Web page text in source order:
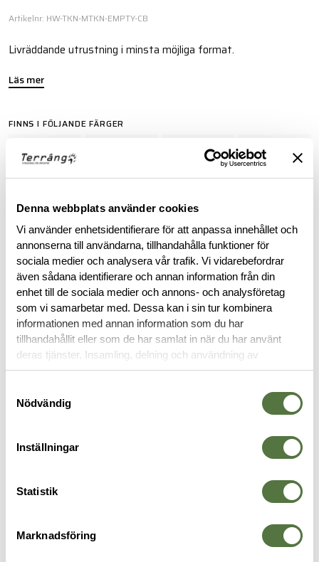
Denna webbplats använder cookies
Vi använder enhetsidentifierare för att anpassa innehållet och
annonserna till användarna, tillhandahålla funktioner för
sociala medier och analysera vår trafik. Vi vidarebefordrar
även sådana identifierare och annan information från din
enhet till de sociala medier och annons- och analysföretag
som vi samarbetar med. Dessa kan i sin tur kombinera
informationen med annan information som du har
tillhandahållit eller som de har samlat in när du har använt
deras tjänster. Insamling, delning och användning av
personuppgifter kan användas för personalisering av
Nödvändig
Inställningar
Statistik
Marknadsföring
Artikelnr: HW-TKN-MTKN-EMPTY-CB
Livräddande utrustning i minsta möjliga format.
Läs mer
FINNS I FÖLJANDE FÄRGER
BESKRIVNING
RECENSIONER
OM VARUMÄRKET
FICKOR & HÅLLARE